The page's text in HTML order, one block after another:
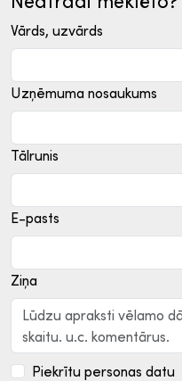
Vārds, uzvārds
Uzņēmuma nosaukums
Tālrunis
E-pasts
Ziņa
Piekrītu personas datu